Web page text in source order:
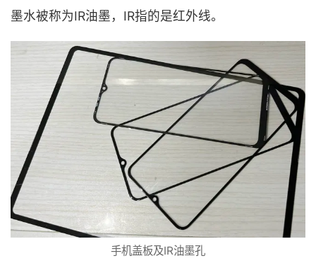
墨水被称为IR油墨，IR指的是红外线。
手机盖板及IR油墨孔